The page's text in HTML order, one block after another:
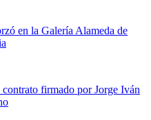
en la Galería Alameda de
firmado por Jorge Iván